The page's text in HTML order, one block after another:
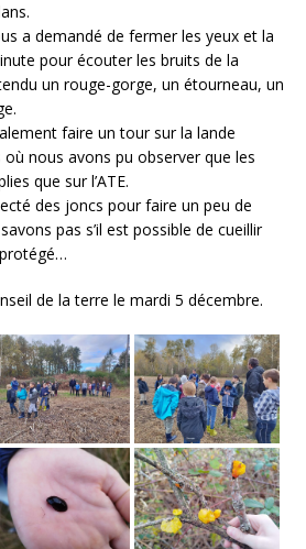
a demandé de fermer les yeux et la
pour écouter les bruits de la
un rouge-gorge, un étourneau, un
faire un tour sur la lande
nous avons pu observer que les
que sur l’ATE.
des joncs pour faire un peu de
pas s’il est possible de cueillir
de la terre le mardi 5 décembre.